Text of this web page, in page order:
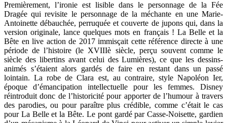
Premièrement, l’ironie est lisible dans le personnage de la Fée
Dragée qui revisite le personnage de la méchante en une Marie-
Antoinette débauchée, perruquée et couverte de jupons qui, dans la
version originale, lance quelques mots en français ! La Belle et la
Bête en live action de 2017 immisçait cette référence directe à une
période de l’histoire (le XVIIIè siècle, perçu souvent comme le
siècle des libertins avant celui des Lumières), ce que les dessins-
animés s’étaient alors gardés de faire en restant dans un passé
lointain. La robe de Clara est, au contraire, style Napoléon Ier,
époque d’émancipation intellectuelle pour les femmes. Disney
réintroduit donc de l’historicité pour apporter de l’humour à travers
des parodies, ou pour paraître plus crédible, comme c’était le cas
pour La Belle et la Bête. Le pont gardé par Casse-Noisette, gardien